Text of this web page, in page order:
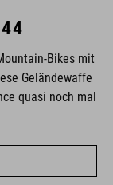
Bikes mit
Geländewaffe
quasi noch mal